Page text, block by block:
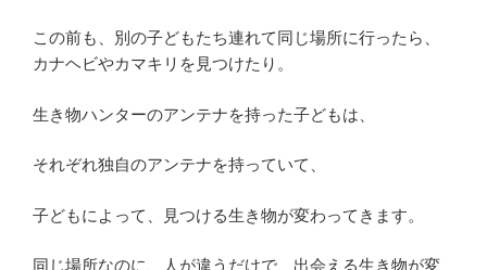
この前も、別の子どもたち連れて同じ場所に行ったら、
カナヘビやカマキリを見つけたり。
生き物ハンターのアンテナを持った子どもは、
それぞれ独自のアンテナを持っていて、
子どもによって、見つける生き物が変わってきます。
同じ場所なのに、人が違うだけで、出会える生き物が変